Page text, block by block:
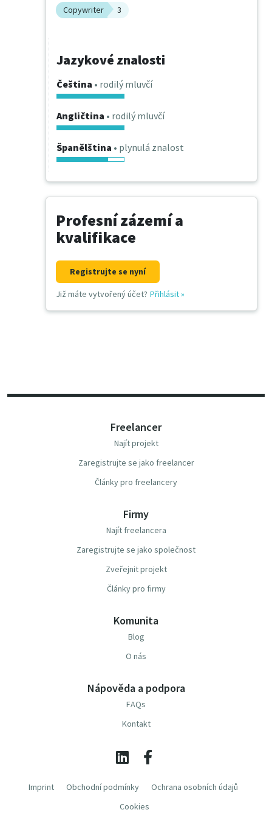
Copywriter
3
Jazykové znalosti
Čeština • rodilý mluvčí
Angličtina • rodilý mluvčí
Španělština • plynulá znalost
Profesní zázemí a
kvalifikace
Registrujte se nyní
Již máte vytvořený účet? Přihlásit»
Freelancer
Najít projekt
Zaregistrujte se jako freelancer
Články pro freelancery
Firmy
Najít freelancera
Zaregistrujte se jako společnost
Zveřejnit projekt
Články pro firmy
Komunita
Blog
O nás
Nápověda a podpora
FAQs
Kontakt
Imprint Obchodní podmínky
Ochrana osobních údajů
Cookies